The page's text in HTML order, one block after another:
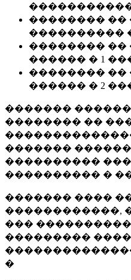
�������� ��
����������
�������� ��
������ � 1
�������� ��
������ � 2
�������
�������� ��
�������
����������
���������� �
������� ����
������������,
���
���������
�